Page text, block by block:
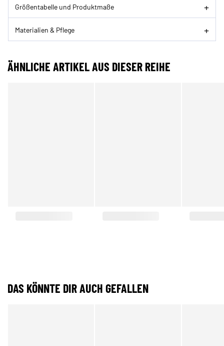
Größentabelle und Produktmaße
Materialien & Pflege
ÄHNLICHE ARTIKEL AUS DIESER REIHE
DAS KÖNNTE DIR AUCH GEFALLEN